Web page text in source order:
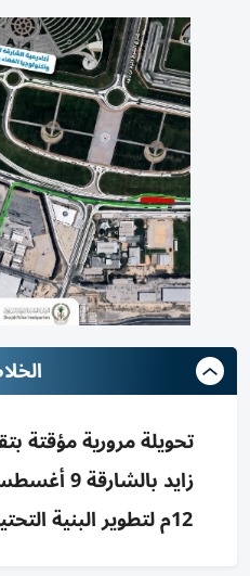
تحويلة مرورية مؤقتة
12م لتطوير البنية التحتية وتحسين الانسيابية